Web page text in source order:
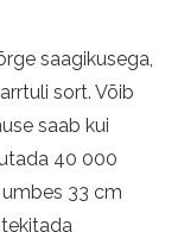
saagikusega,
sort. Võib
saab kui
40 000
33 cm